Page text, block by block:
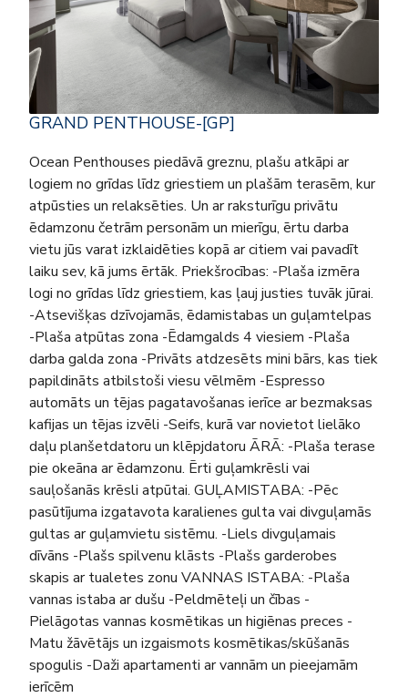
GRAND PENTHOUSE-[GP]
Ocean Penthouses piedāvā greznu, plašu atkāpi ar
logiem no grīdas līdz griestiem un plašām terasēm, kur
atpūsties un relaksēties. Un ar raksturīgu privātu
ēdamzonu četrām personām un mierīgu, ērtu darba
vietu jūs varat izklaidēties kopā ar citiem vai pavadīt
laiku sev, kā jums ērtāk. Priekšrocības: -Plaša izmēra
logi no grīdas līdz griestiem, kas ļauj justies tuvāk jūrai.
-Atsevišķas dzīvojamās, ēdamistabas un guļamtelpas
-Plaša atpūtas zona -Ēdamgalds 4 viesiem -Plaša
darba galda zona -Privāts atdzesēts mini bārs, kas tiek
papildināts atbilstoši viesu vēlmēm -Espresso
automāts un tējas pagatavošanas ierīce ar bezmaksas
kafijas un tējas izvēli -Seifs, kurā var novietot lielāko
daļu planšetdatoru un klēpjdatoru ĀRĀ: -Plaša terase
pie okeāna ar ēdamzonu. Ērti guļamkrēsli vai
sauļošanās krēsli atpūtai. GUĻAMISTABA: -Pēc
pasūtījuma izgatavota karalienes gulta vai divguļamās
gultas ar guļamvietu sistēmu. -Liels divguļamais
dīvāns -Plašs spilvenu klāsts -Plašs garderobes
skapis ar tualetes zonu VANNAS ISTABA: -Plaša
vannas istaba ar dušu -Peldmēteļi un čības -
Pielāgotas vannas kosmētikas un higiēnas preces -
Matu žāvētājs un izgaismots kosmētikas/skūšanās
spogulis -Daži apartamenti ar vannām un pieejamām
ierīcēm